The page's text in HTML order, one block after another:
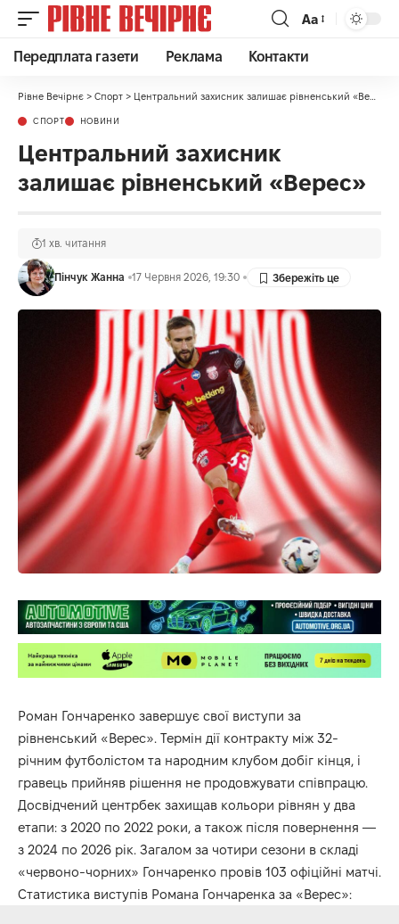
Аа
Передплата газети Реклама Контакти
Рівне Вечірнє > Спорт > Центральний захисник залишає рівненський «Верес»
СПОРТ НОВИНИ
Центральний захисник
залишає рівненський «Верес»
Пінчук Жанна 17 Червня 2026, 19:30
1 хв. читання
Роман Гончаренко завершує свої виступи за
рівненський «Верес». Термін дії контракту між 32-
річним футболістом та народним клубом добіг кінця, і
гравець прийняв рішення не продовжувати співпрацю.
Досвідчений центрбек захищав кольори рівнян у два
етапи: з 2020 по 2022 роки, а також після повернення —
з 2024 по 2026 рік. Загалом за чотири сезони в складі
«червоно-чорних» Гончаренко провів 103 офіційні матчі.
Статистика виступів Романа Гончаренка за «Верес»: